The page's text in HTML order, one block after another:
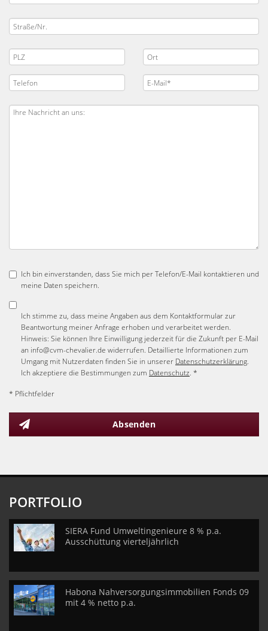
Ich bin einverstanden, dass Sie mich per Telefon/E-Mail kontaktieren und
meine Daten speichern.
Ich stimme zu, dass meine Angaben aus dem Kontaktformular zur
Beantwortung meiner Anfrage erhoben und verarbeitet werden.
Hinweis: Sie können Ihre Einwilligung jederzeit für die Zukunft per E-Mail
an info@cvm-chevalier.de widerrufen. Detaillierte Informationen zum
Umgang mit Nutzerdaten finden Sie in unserer Datenschutzerklärung.
Ich akzeptiere die Bestimmungen zum Datenschutz. *
* Pflichtfelder
Absenden
PORTFOLIO
SIERA Fund Umweltingenieure 8 % p.a.
Ausschüttung vierteljährlich
Habona Nahversorgungsimmobilien Fonds 09
mit 4 % netto p.a.